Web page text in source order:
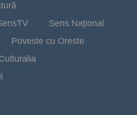
Sens Național
Poveste cu Oreste